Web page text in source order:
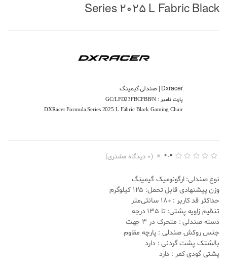
Series 2025 L Fabric Black
Dxracer | صندلی گیمینگ
پارت نامبر : GC/LFD23FBCFBB/N
DXRacer Formula Series 2025 L Fabric Black Gaming Chair
ت
ا
ز
د
ی
0
.
0
0
ا
0.0
(
0 دیدگاه مشتری)
نوع صندلی: ارگونومیک گیمینگ
وزن پیشنهادی قابل تحمل: 125 کیلوگرم
حداکثر قد کاربر : 180 سانتی‌متر
تنظیم زاویه پشتی: تا 135 درجه
دسته صندلی : متحرک در 3 جهت
جنس روکش صندلی : پارچه مقاوم
بالشتک پشت گردنی : دارد
پشتی گودی کمر : دارد